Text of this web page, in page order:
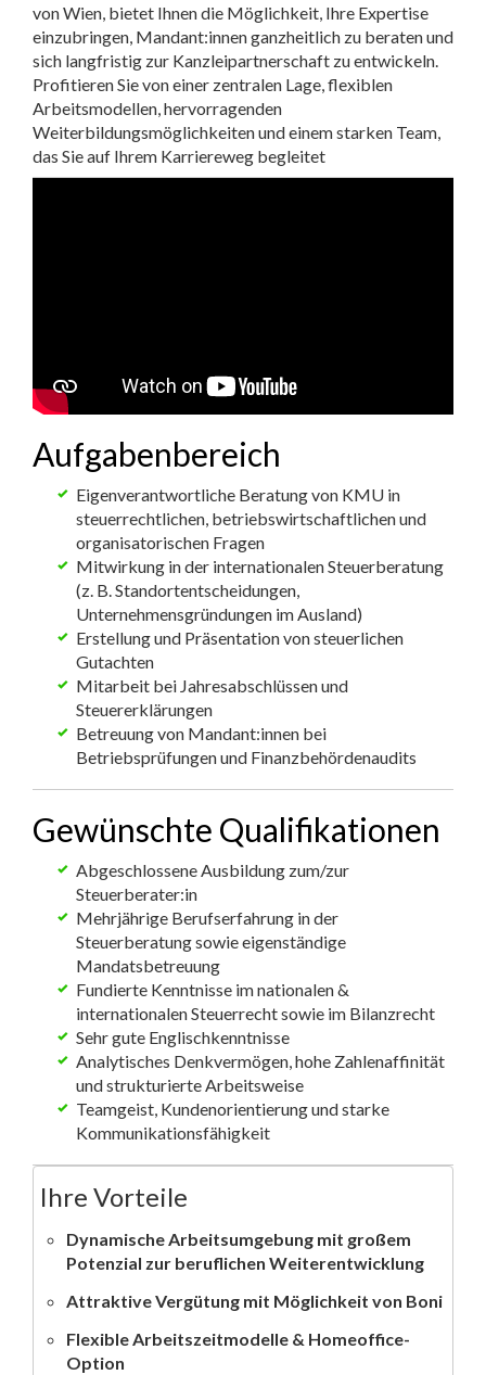
von Wien, bietet Ihnen die Möglichkeit, Ihre Expertise
einzubringen, Mandant:innen ganzheitlich zu beraten und
sich langfristig zur Kanzleipartnerschaft zu entwickeln.
Profitieren Sie von einer zentralen Lage, flexiblen
Arbeitsmodellen, hervorragenden
Weiterbildungsmöglichkeiten und einem starken Team,
das Sie auf Ihrem Karriereweg begleitet
Aufgabenbereich
Eigenverantwortliche Beratung von KMU in
steuerrechtlichen, betriebswirtschaftlichen und
organisatorischen Fragen
Mitwirkung in der internationalen Steuerberatung
(z. B. Standortentscheidungen,
Unternehmensgründungen im Ausland)
Erstellung und Präsentation von steuerlichen
Gutachten
Mitarbeit bei Jahresabschlüssen und
Steuererklärungen
Betreuung von Mandant:innen bei
Betriebsprüfungen und Finanzbehördenaudits
Gewünschte Qualifikationen
Abgeschlossene Ausbildung zum/zur
Steuerberater:in
Mehrjährige Berufserfahrung in der
Steuerberatung sowie eigenständige
Mandatsbetreuung
Fundierte Kenntnisse im nationalen &
internationalen Steuerrecht sowie im Bilanzrecht
Sehr gute Englischkenntnisse
Analytisches Denkvermögen, hohe Zahlenaffinität
und strukturierte Arbeitsweise
Teamgeist, Kundenorientierung und starke
Kommunikationsfähigkeit
Ihre Vorteile
Dynamische Arbeitsumgebung mit großem
Potenzial zur beruflichen Weiterentwicklung
Attraktive Vergütung mit Möglichkeit von Boni
Flexible Arbeitszeitmodelle & Homeoffice-
Option